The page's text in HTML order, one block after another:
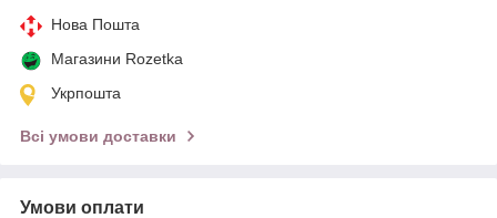
Нова Пошта
Магазини Rozetka
Укрпошта
Всі умови доставки
Умови оплати